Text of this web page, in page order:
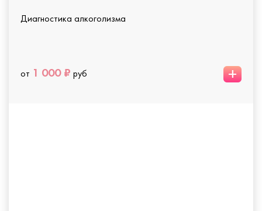
Диагностика алкоголизма
от 1 000 ₽ руб +